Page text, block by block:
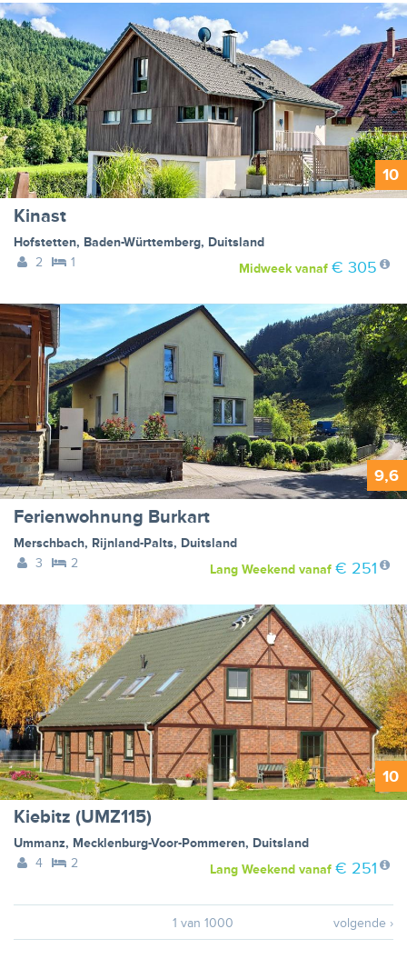
10
Kinast
Hofstetten, Baden-Württemberg, Duitsland
2
1 Midweekvanaf € 305
9,6
Ferienwohnung Burkart
Merschbach, Rijnland-Palts, Duitsland
3
2 Lang Weekendvanaf € 251
10
Kiebitz (UMZ115)
Ummanz, Mecklenburg-Voor-Pommeren, Duitsland
4
2 Lang Weekendvanaf € 251
1 van 1000 volgende ›